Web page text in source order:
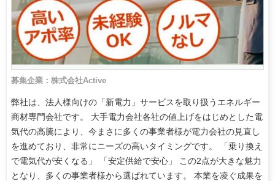
募集企業：株式会社Active
弊社は、法人様向けの「新電力」サービスを取り扱うエネルギー
商材専門会社です。 大手電力会社各社の値上げをはじめとした電
気代の高騰により、今まさに多くの事業者様が電力会社の見直し
を進めており、非常にニーズの高いタイミングです。 「乗り換え
で電気代が安くなる」 「安定供給で安心」 この2点が大きな魅力
となり、多くの事業者様から選ばれています。 本業を凌ぐ成果を